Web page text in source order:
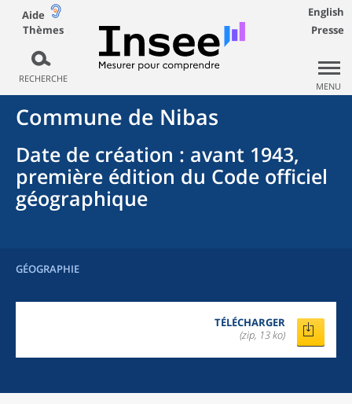
Aide
Thèmes
RECHERCHE
English
Presse
MENU
Commune de Nibas
Date de création : avant 1943,
première édition du Code officiel
géographique
GÉOGRAPHIE
TÉLÉCHARGER
(zip, 13 ko)